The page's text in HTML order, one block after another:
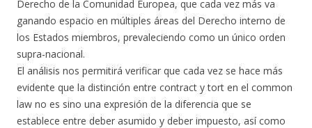
Derecho de la Comunidad Europea, que cada vez más va
ganando espacio en múltiples áreas del Derecho interno de
los Estados miembros, prevaleciendo como un único orden
supra-nacional.
El análisis nos permitirá verificar que cada vez se hace más
evidente que la distinción entre contract y tort en el common
law no es sino una expresión de la diferencia que se
establece entre deber asumido y deber impuesto, así como